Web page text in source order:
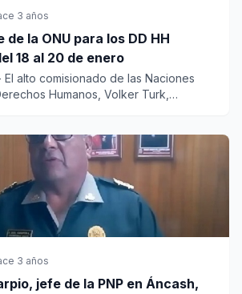
3 años
la ONU para los DD HH
18 al 20 de enero
El alto comisionado de las Naciones
Humanos, Volker Turk,
3 años
jefe de la PNP en Áncash,